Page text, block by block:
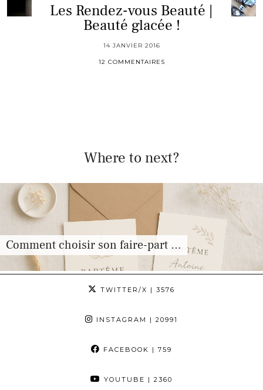
Les Rendez-vous Beauté |
Beauté glacée !
14 JANVIER 2016
12 COMMENTAIRES
Where to next?
Comment choisir son faire-part …
TWITTER/X | 3576
INSTAGRAM | 20991
FACEBOOK | 759
YOUTUBE | 2360